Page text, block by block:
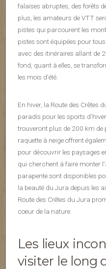
falaises abruptes, des forêts
plus, les amateurs de VTT
pistes qui parcourent les
pistes sont équipées pour
avec des itinéraires allant de
fond, quant à elles, se
les mois d’été.
En hiver, la Route des Crêtes
paradis pour les sports
trouveront plus de 200 km de
raquette à neige offrent
pour découvrir les paysages
qui cherchent à faire monter
parapente sont disponibles
la beauté du Jura depuis les
Route des Crêtes du Jura
coeur de la nature.
Les lieux
visiter le long